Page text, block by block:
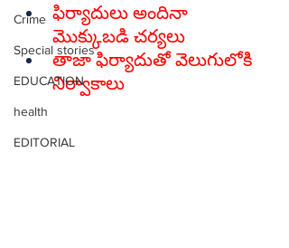
Crime
Special stories
EDUCATION
health
EDITORIAL
ఫిర్యాదులు అందినా
మొక్కుబడి చర్యలు
తాజా ఫిర్యాదుతో వెలుగులోకి
నిర్వాకాలు